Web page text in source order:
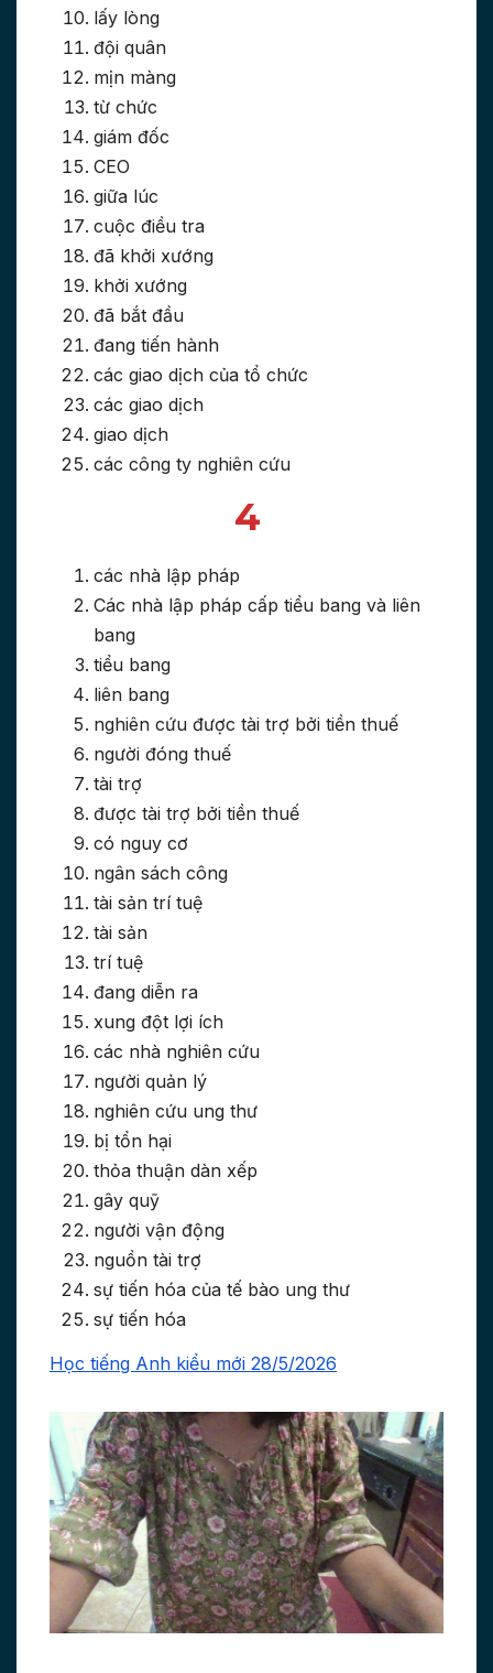
lấy lòng
đội quân
mịn màng
từ chức
giám đốc
CEO
giữa lúc
cuộc điều tra
đã khởi xướng
khởi xướng
đã bắt đầu
đang tiến hành
các giao dịch của tổ chức
các giao dịch
giao dịch
các công ty nghiên cứu
4
các nhà lập pháp
Các nhà lập pháp cấp tiểu bang và liên
bang
tiểu bang
liên bang
nghiên cứu được tài trợ bởi tiền thuế
người đóng thuế
tài trợ
được tài trợ bởi tiền thuế
có nguy cơ
ngân sách công
tài sản trí tuệ
tài sản
trí tuệ
đang diễn ra
xung đột lợi ích
các nhà nghiên cứu
người quản lý
nghiên cứu ung thư
bị tổn hại
thỏa thuận dàn xếp
gây quỹ
người vận động
nguồn tài trợ
sự tiến hóa của tế bào ung thư
sự tiến hóa
Học tiếng Anh kiểu mới 28/5/2026